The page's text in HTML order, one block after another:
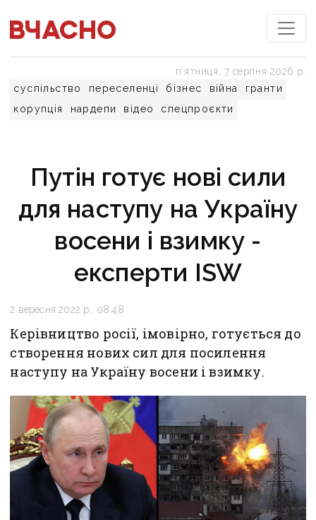
суспільство переселенці бізнес війна
гранти
корупція
нардепи відео спецпроєкти
пʼятниця, 7 серпня 2026 р.
Путін готує нові сили
для наступу на Україну
восени і взимку -
експерти ISW
2 вересня 2022 р., 08:48
Керівництво росії, імовірно, готується до
створення нових сил для посилення
наступу на Україну восени і взимку.